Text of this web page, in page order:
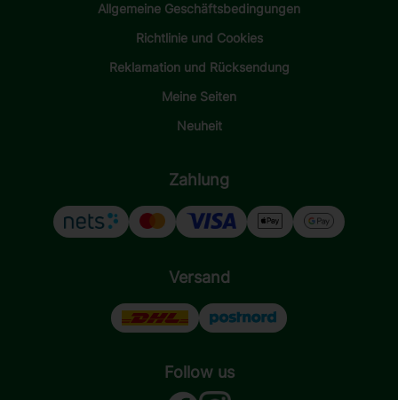
Allgemeine Geschäftsbedingungen
Richtlinie und Cookies
Reklamation und Rücksendung
Meine Seiten
Neuheit
Zahlung
Versand
Follow us